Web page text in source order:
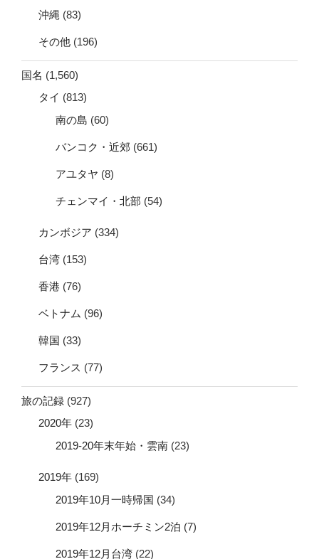
沖縄 (83)
その他 (196)
国名 (1,560)
タイ (813)
南の島 (60)
バンコク・近郊 (661)
アユタヤ (8)
チェンマイ・北部 (54)
カンボジア (334)
台湾 (153)
香港 (76)
ベトナム (96)
韓国 (33)
フランス (77)
旅の記録 (927)
2020年 (23)
2019-20年末年始・雲南 (23)
2019年 (169)
2019年10月一時帰国 (34)
2019年12月ホーチミン2泊 (7)
2019年12月台湾 (22)